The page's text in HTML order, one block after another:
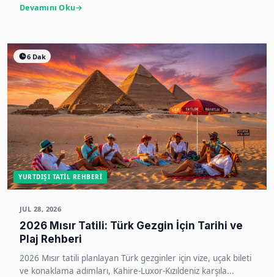
Devamını Oku
6 Dak
YURTDIŞI TATIL REHBERI
JUL 28, 2026
2026 Mısır Tatili: Türk Gezgin İçin Tarihi ve
Plaj Rehberi
2026 Mısır tatili planlayan Türk gezginler için vize, uçak bileti
ve konaklama adımları, Kahire-Luxor-Kızıldeniz karşıla...